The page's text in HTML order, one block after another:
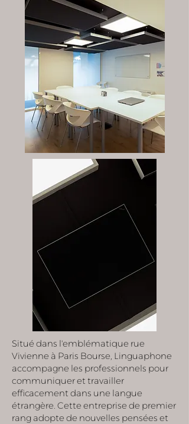
Situé dans l'emblématique rue
Vivienne à Paris Bourse, Linguaphone
accompagne les professionnels pour
communiquer et travailler
efficacement dans une langue
étrangère. Cette entreprise de premier
rang adopte de nouvelles pensées et